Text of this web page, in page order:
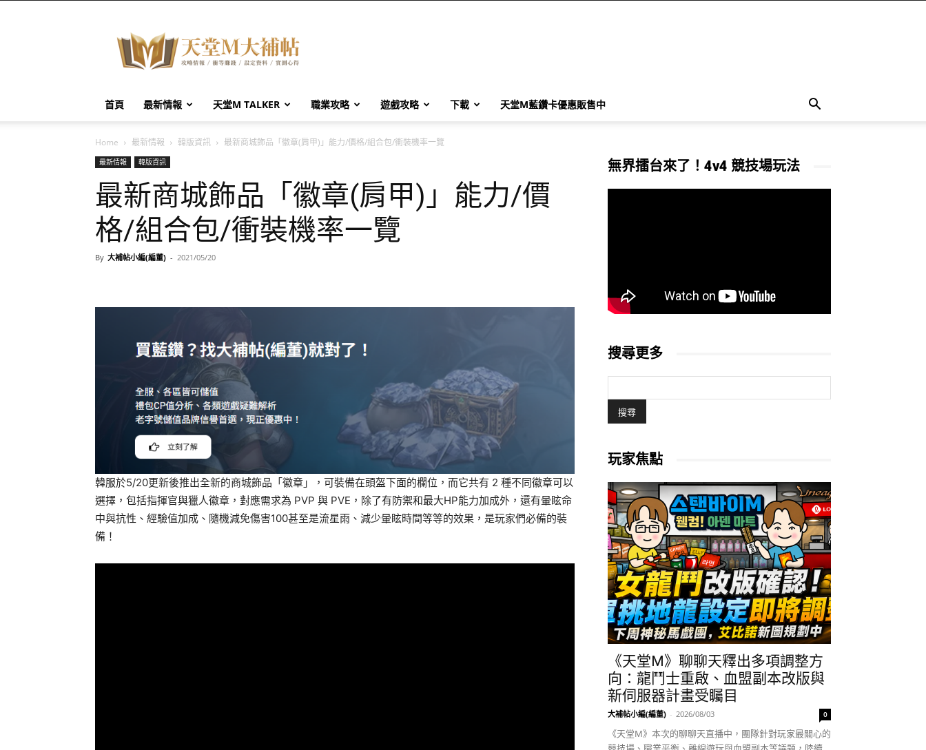
堂
M
大
帖
首頁 最新情報 天堂M TALKER 職業攻略 遊戲攻略 下載 天堂M藍鑽卡優惠販售中
Home 最新情報 韓版資訊 最新商城飾品「徽章(肩甲)」能力/價格/組合包/衝裝機率一覽
最新情報 韓版資訊
最新商城飾品「徽章(肩甲)」能力/價
格/組合包/衝裝機率一覽
By 大補帖小編(編董) - 2021/05/20
韓服於5/20更新後推出全新的商城飾品「徽章」，可裝備在頭盔下面的欄位，而它共有 2 種不同徽章可以
選擇，包括指揮官與獵人徽章，對應需求為 PVP 與 PVE，除了有防禦和最大HP能力加成外，還有暈眩命
中與抗性、經驗值加成、隨機減免傷害100甚至是流星雨、減少暈眩時間等等的效果，是玩家們必備的裝
備！
無界擂台來了！4v4 競技場玩法
搜尋更多
玩家焦點
《天堂M》聊聊天釋出多項調整方
向：龍鬥士重啟、血盟副本改版與
新伺服器計畫受矚目
大補帖小編(編董) - 2026/08/03 0
《天堂M》本次的聊聊天直播中，團隊針對玩家最關心的